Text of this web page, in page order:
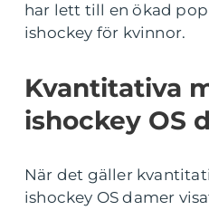
har lett till en ökad
ishockey för kvinnor.
Kvantitativa
ishockey OS
När det gäller
ishockey OS damer